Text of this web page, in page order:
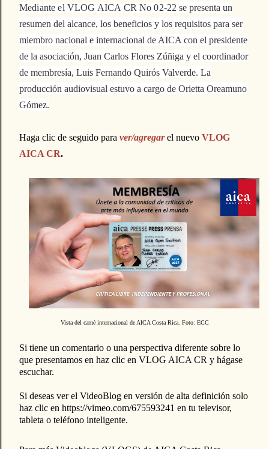
Mediante el VLOG AICA CR No 02-22 se presenta un
resumen del alcance, los beneficios y los requisitos para ser
miembro nacional e internacional de AICA con el presidente
de la asociación, Juan Carlos Flores Zúñiga y el coordinador
de membresía, Luis Fernando Quirós Valverde. La
producción audiovisual estuvo a cargo de Orietta Oreamuno
Gómez.
Haga clic de seguido para ver/agregarel nuevo VLOG
AICA CR.
Vista del carné internacional de AICA Costa Rica. Foto: ECC
Si tiene un comentario o una perspectiva diferente sobre lo
que presentamos en haz clic en VLOG AICA CR y hágase
escuchar.
Si deseas ver el VideoBlog en versión de alta definición solo
haz clic en https://vimeo.com/675593241 en tu televisor,
tableta o teléfono inteligente.